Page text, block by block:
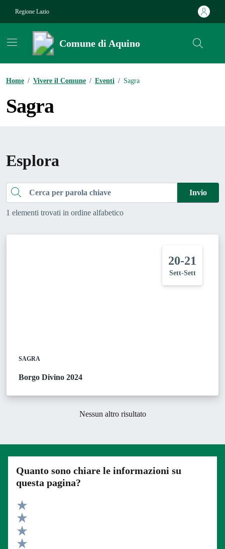
Regione Lazio
Comune di Aquino
Home / Vivere il Comune / Eventi / Sagra
Sagra
Esplora
Cerca Invio
1 elementi trovati in ordine alfabetico
20-21
Sett-Sett
SAGRA
Borgo Divino 2024
Nessun altro risultato
Quanto sono chiare le informazioni su
questa pagina?
Valuta 5 stelle su 5
Valuta 4 stelle su 5
Valuta 3 stelle su 5